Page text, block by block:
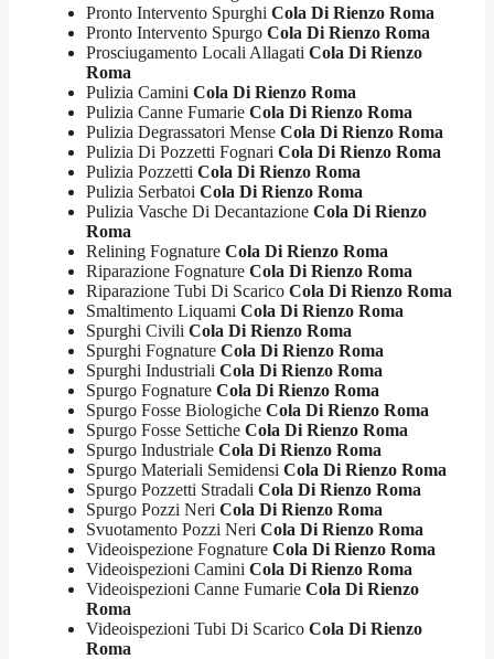
Pronto Intervento Spurghi Cola Di Rienzo Roma
Pronto Intervento Spurgo Cola Di Rienzo Roma
Prosciugamento Locali Allagati Cola Di Rienzo
Roma
Pulizia Camini Cola Di Rienzo Roma
Pulizia Canne Fumarie Cola Di Rienzo Roma
Pulizia Degrassatori Mense Cola Di Rienzo Roma
Pulizia Di Pozzetti Fognari Cola Di Rienzo Roma
Pulizia Pozzetti Cola Di Rienzo Roma
Pulizia Serbatoi Cola Di Rienzo Roma
Pulizia Vasche Di Decantazione Cola Di Rienzo
Roma
Relining Fognature Cola Di Rienzo Roma
Riparazione Fognature Cola Di Rienzo Roma
Riparazione Tubi Di Scarico Cola Di Rienzo Roma
Smaltimento Liquami Cola Di Rienzo Roma
Spurghi Civili Cola Di Rienzo Roma
Spurghi Fognature Cola Di Rienzo Roma
Spurghi Industriali Cola Di Rienzo Roma
Spurgo Fognature Cola Di Rienzo Roma
Spurgo Fosse Biologiche Cola Di Rienzo Roma
Spurgo Fosse Settiche Cola Di Rienzo Roma
Spurgo Industriale Cola Di Rienzo Roma
Spurgo Materiali Semidensi Cola Di Rienzo Roma
Spurgo Pozzetti Stradali Cola Di Rienzo Roma
Spurgo Pozzi Neri Cola Di Rienzo Roma
Svuotamento Pozzi Neri Cola Di Rienzo Roma
Videoispezione Fognature Cola Di Rienzo Roma
Videoispezioni Camini Cola Di Rienzo Roma
Videoispezioni Canne Fumarie Cola Di Rienzo
Roma
Videoispezioni Tubi Di Scarico Cola Di Rienzo
Roma